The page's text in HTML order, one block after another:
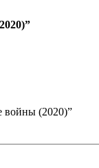
войны (2020)”